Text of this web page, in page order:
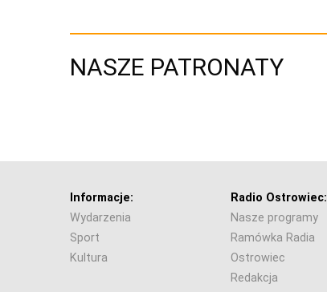
NASZE PATRONATY
Informacje:
Wydarzenia
Sport
Kultura
Radio Ostrowiec:
Nasze programy
Ramówka Radia
Ostrowiec
Redakcja